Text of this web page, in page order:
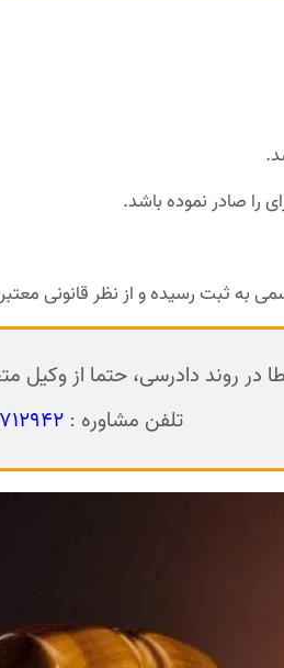
صادر نموده باشد.
به ثبت رسیده و از نظر قانونی
در روند دادرسی، حتما از وکیل
تلفن مشاوره :